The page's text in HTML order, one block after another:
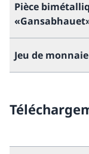
Pièce
Jeu de